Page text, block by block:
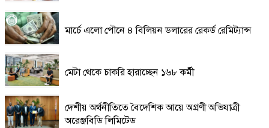
মার্চে এলো পৌনে ৪ বিলিয়ন ডলারের রেকর্ড রেমিট্যান্স
মেটা থেকে চাকরি হারাচ্ছেন ১৬৮ কর্মী
দেশীয় অর্থনীতিতে বৈদেশিক আয়ে অগ্রণী অভিযাত্রী
অরেঞ্জবিডি লিমিটেড